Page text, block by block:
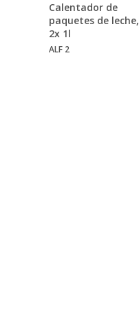
Calentador de
paquetes de leche,
2x 1l
ALF 2